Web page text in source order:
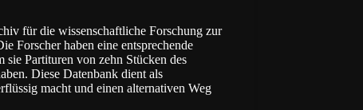
für die wissenschaftliche Forschung zur
Forscher haben eine entsprechende
Partituren von zehn Stücken des
Diese Datenbank dient als
macht und einen alternativen Weg